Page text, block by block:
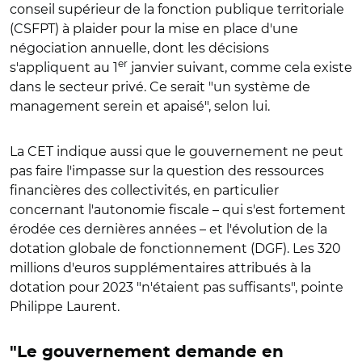
conseil supérieur de la fonction publique territoriale
(CSFPT) à plaider pour la mise en place d'une
négociation annuelle, dont les décisions
s'appliquent au 1er janvier suivant, comme cela existe
dans le secteur privé. Ce serait "un système de
management serein et apaisé", selon lui.
La CET indique aussi que le gouvernement ne peut
pas faire l'impasse sur la question des ressources
financières des collectivités, en particulier
concernant l'autonomie fiscale – qui s'est fortement
érodée ces dernières années – et l'évolution de la
dotation globale de fonctionnement (DGF). Les 320
millions d'euros supplémentaires attribués à la
dotation pour 2023 "n'étaient pas suffisants", pointe
Philippe Laurent.
"Le gouvernement demande en